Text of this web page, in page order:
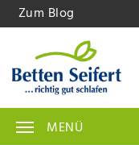
Zum Blog
MENÜ